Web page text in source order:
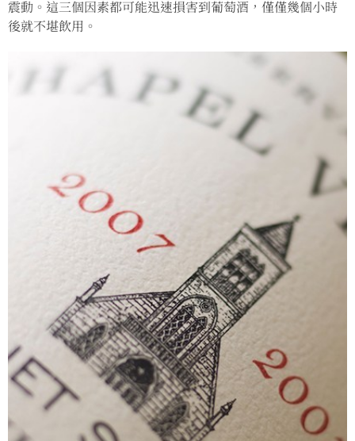
震動。這三個因素都可能迅速損害到葡萄酒，僅僅幾個小時
後就不堪飲用。